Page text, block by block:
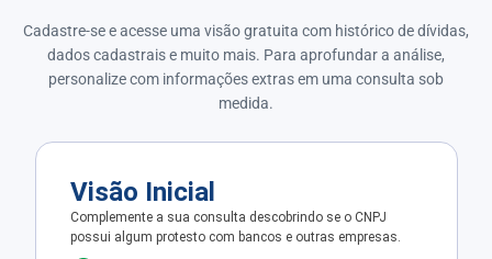
Cadastre-se e acesse uma visão gratuita com histórico de dívidas,
dados cadastrais e muito mais. Para aprofundar a análise,
personalize com informações extras em uma consulta sob
medida.
Visão Inicial
Complemente a sua consulta descobrindo se o CNPJ
possui algum protesto com bancos e outras empresas.